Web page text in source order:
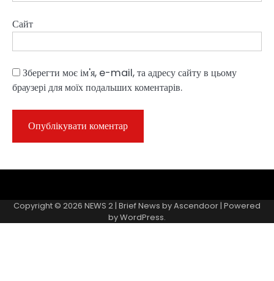
Сайт
Зберегти моє ім'я, e-mail, та адресу сайту в цьому
браузері для моїх подальших коментарів.
Page
Copyright © 2026 NEWS 2| Brief News byAscendoor| Powered
byWordPress.